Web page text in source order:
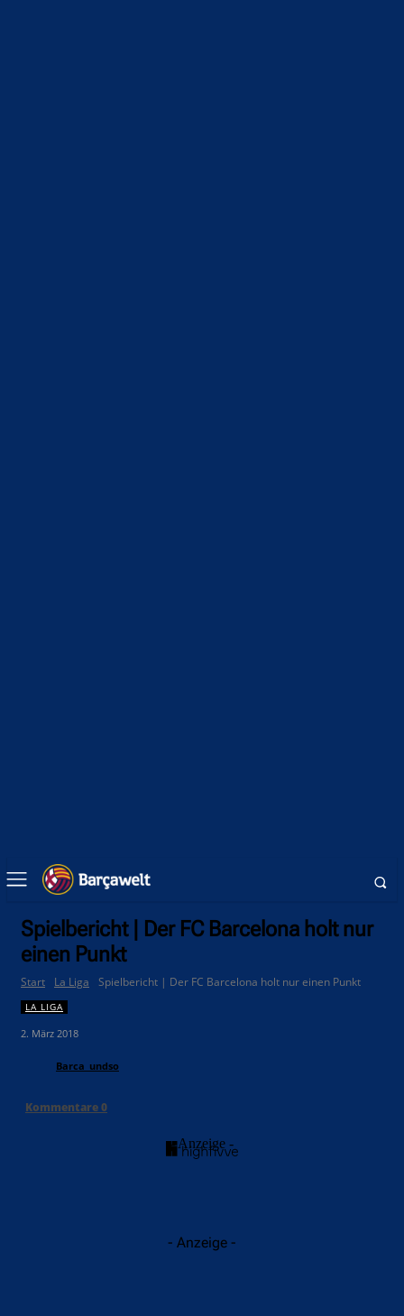
Spielbericht | Der FC Barcelona holt nur
einen Punkt
Start La Liga Spielbericht | Der FC Barcelona holt nur einen Punkt
LA LIGA
2. März 2018
Barca_undso
Kommentare0
- Anzeige -
- Anzeige -